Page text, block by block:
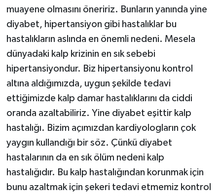
muayene olmasını öneririz. Bunların yanında yine
diyabet, hipertansiyon gibi hastalıklar bu
hastalıkların aslında en önemli nedeni. Mesela
dünyadaki kalp krizinin en sık sebebi
hipertansiyondur. Biz hipertansiyonu kontrol
altına aldığımızda, uygun şekilde tedavi
ettiğimizde kalp damar hastalıklarını da ciddi
oranda azaltabiliriz. Yine diyabet eşittir kalp
hastalığı. Bizim açımızdan kardiyologların çok
yaygın kullandığı bir söz. Çünkü diyabet
hastalarının da en sık ölüm nedeni kalp
hastalığıdır. Bu kalp hastalığından korunmak için
bunu azaltmak için şekeri tedavi etmemiz kontrol